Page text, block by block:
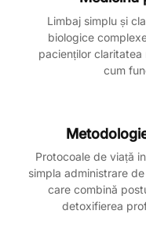
Limbaj simplu și
biologice
pacienților
cum
Protocoale de viață
simpla administrare
care combină
detoxifierea